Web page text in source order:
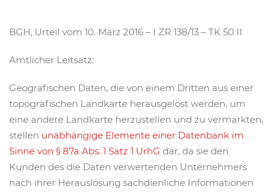
BGH, Urteil vom 10. März 2016 – I ZR 138/13 – TK 50 II
Amtlicher Leitsatz:
Geografischen Daten, die von einem Dritten aus einer
topografischen Landkarte herausgelöst werden, um
eine andere Landkarte herzustellen und zu vermarkten,
stellen unabhängige Elemente einer Datenbank im
Sinne von § 87a Abs. 1 Satz 1 UrhG dar, da sie den
Kunden des die Daten verwertenden Unternehmers
nach ihrer Herauslösung sachdienliche Informationen